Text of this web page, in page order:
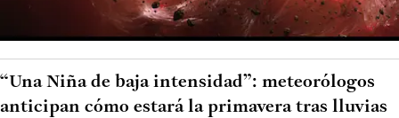
“Una Niña de baja intensidad”: meteorólogos
anticipan cómo estará la primavera tras lluvias